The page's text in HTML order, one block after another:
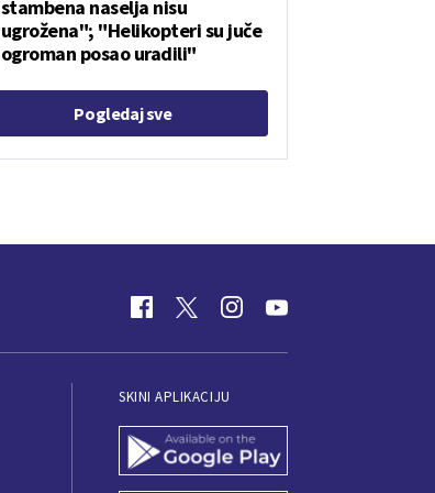
stambena naselja nisu
ugrožena"; "Helikopteri su juče
ogroman posao uradili"
Pogledaj sve
SKINI APLIKACIJU